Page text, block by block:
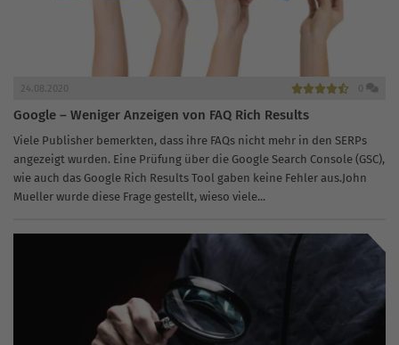
24.08.2020 0
Google – Weniger Anzeigen von FAQ Rich Results
Viele Publisher bemerkten, dass ihre FAQs nicht mehr in den SERPs
angezeigt wurden. Eine Prüfung über die Google Search Console (GSC),
wie auch das Google Rich Results Tool gaben keine Fehler aus.John
Mueller wurde diese Frage gestellt, wieso viele...